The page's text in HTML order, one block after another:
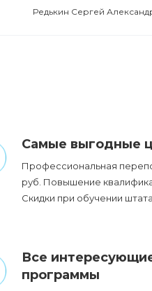
Редькин Сергей
Cамые выгодные
Профессиональная
руб. Повышение
Cкидки при обучении
Все
программы